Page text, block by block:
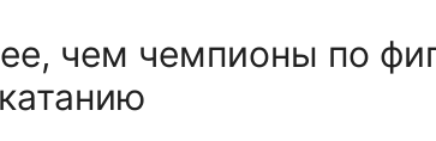
чем чемпионы по
катанию